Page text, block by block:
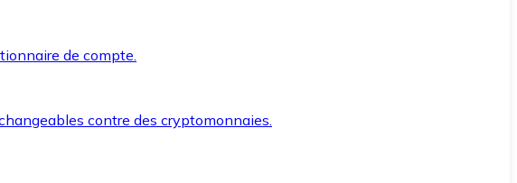
de compte.
contre des cryptomonnaies.